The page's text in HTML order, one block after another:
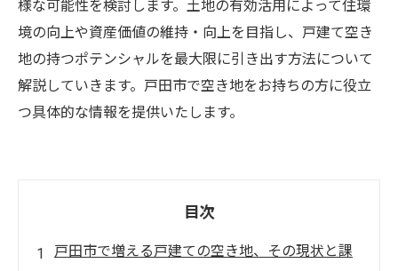
様な可能性を検討します。土地の有効活用によって住環
境の向上や資産価値の維持・向上を目指し、戸建て空き
地の持つポテンシャルを最大限に引き出す方法について
解説していきます。戸田市で空き地をお持ちの方に役立
つ具体的な情報を提供いたします。
目次
戸田市で増える戸建ての空き地、その現状と課